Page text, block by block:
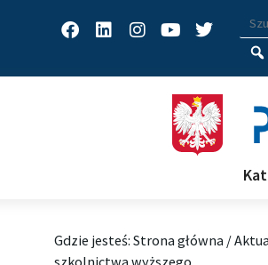
Facebook
LinkedinInstagram
YoutubeTwitter
Gdzie jesteś: Strona główna /
szkolnictwa wyższego